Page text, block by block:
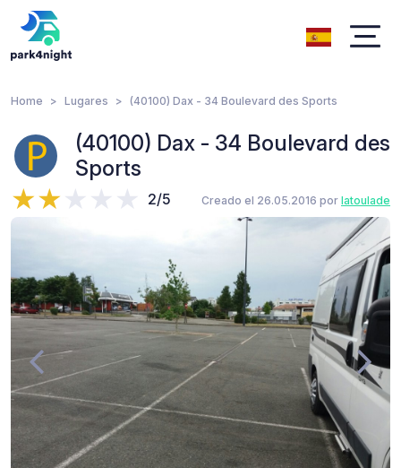
Home Lugares (40100) Dax - 34 Boulevard des Sports
(40100) Dax - 34 Boulevard des
Sports
2/5 Creado el 26.05.2016 por latoulade